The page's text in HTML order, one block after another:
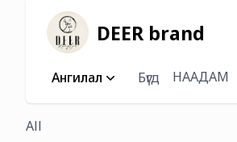
DEER brand
Ангилал Бүгд НААДАМ
All